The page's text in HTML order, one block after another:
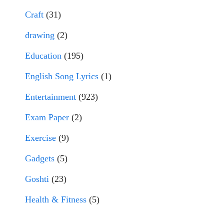
Craft (31)
drawing (2)
Education (195)
English Song Lyrics (1)
Entertainment (923)
Exam Paper (2)
Exercise (9)
Gadgets (5)
Goshti (23)
Health & Fitness (5)